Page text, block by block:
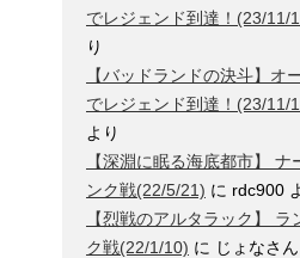
でレジェンド到達！(23/11/
り
【バッドランドの決斗】オ
でレジェンド到達！(23/11/
より
【深淵に眠る海底都市】
ンク戦(22/5/21) に rdc900
【烈戦のアルタラック】
ク戦(22/1/10) に じょなさん